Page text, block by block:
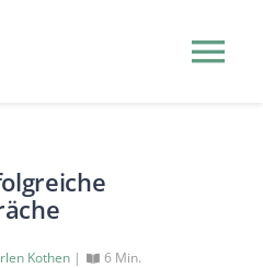
Kothen| 6 Min.